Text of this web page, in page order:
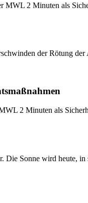
MWL 2 Minuten als
der Rötung
2 Minuten als
Die Sonne wird heute,